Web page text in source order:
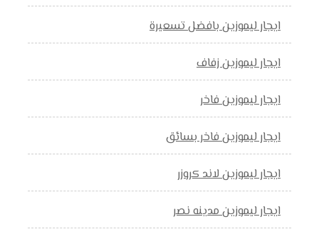
ايجار ليموزين بافضل تسعيرة
ايجار ليموزين زفاف
ايجار ليموزين فاخر
ايجار ليموزين فاخر بسائق
ايجار ليموزين لاند كروزر
ايجار ليموزين مدينه نصر